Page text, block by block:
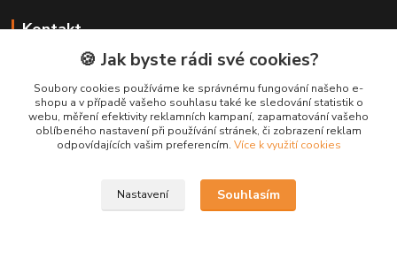
Kontakt
+420 731 147 113
(Po-Pá, 8-16 hod.)
info@pruska.cz
🍪 Jak byste rádi své cookies?
Soubory cookies používáme ke správnému fungování našeho e-
shopu a v případě vašeho souhlasu také ke sledování statistik o
webu, měření efektivity reklamních kampaní, zapamatování vašeho
oblíbeného nastavení při používání stránek, či zobrazení reklam
odpovídajících vašim preferencím. Více k využití cookies
Nastavení Souhlasím